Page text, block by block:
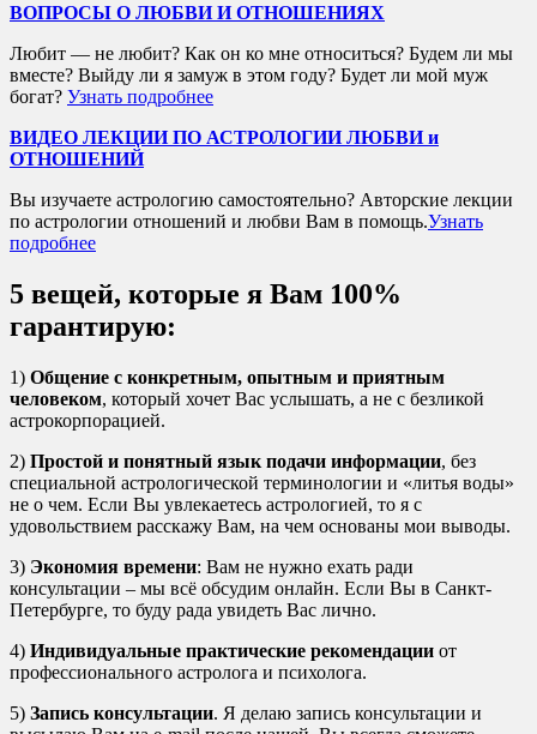
ВОПРОСЫ О ЛЮБВИ И ОТНОШЕНИЯХ
Любит — не любит? Как он ко мне относиться? Будем ли мы
вместе? Выйду ли я замуж в этом году? Будет ли мой муж
богат? Узнать подробнее
ВИДЕО ЛЕКЦИИ ПО АСТРОЛОГИИ ЛЮБВИ и
ОТНОШЕНИЙ
Вы изучаете астрологию самостоятельно? Авторские лекции
по астрологии отношений и любви Вам в помощь.Узнать
подробнее
5 вещей, которые я Вам 100%
гарантирую:
1) Общение с конкретным, опытным и приятным
человеком, который хочет Вас услышать, а не с безликой
астрокорпорацией.
2) Простой и понятный язык подачи информации, без
специальной астрологической терминологии и «литья воды»
не о чем. Если Вы увлекаетесь астрологией, то я с
удовольствием расскажу Вам, на чем основаны мои выводы.
3) Экономия времени: Вам не нужно ехать ради
консультации – мы всё обсудим онлайн. Если Вы в Санкт-
Петербурге, то буду рада увидеть Вас лично.
4) Индивидуальные практические рекомендации от
профессионального астролога и психолога.
5) Запись консультации. Я делаю запись консультации и